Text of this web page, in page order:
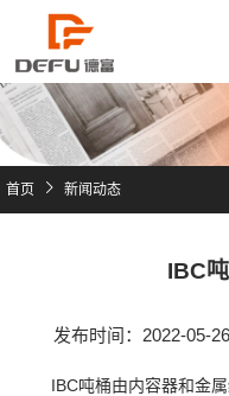
首页 新闻动态
IBC
发布时间：2022-05-26
IBC吨桶由内容器和金属